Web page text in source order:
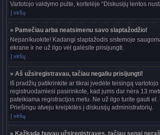
Vartotojo valdymo pulte, kortelėje “Diskusijų lentos
Į viršų
» Pamečiau arba neatsimenu savo slaptažodžio!
Nepanikuokite! Kadangi slaptažodis sistemoje
ekrane ir ne už ilgo vėl galėsite prisijungti.
Į viršų
» Aš užsiregistravau, tačiau negaliu prisijungti!
Iš pradžių patikrinkite ar tikrai įvedėte teisingą
registruodamiesi pasirinkote, kad jums dar nėra 13
pateikiama registracijos metu. Ne už ilgo turite gauti
Priešingu atveju kreipkitės į diskusijų administratorių.
Į viršų
» Kažkada buvau užsiregistravęs, tačiau senai